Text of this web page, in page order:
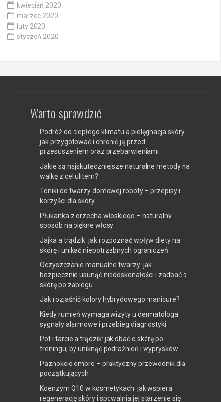
kwiecień 2020
marzec 2020
luty 2020
styczeń 2020
Warto sprawdzić
Podróż do ciepłego klimatu a pielęgnacja skóry:
jak przygotować i chronić ją przed
przesuszeniem oraz przebarwieniami
Jakie są najskuteczniejsze naturalne metody na
walkę z cellulitem?
Toniki do twarzy domowej roboty – przepisy i
korzyści dla skóry
Płukanka z orzecha włoskiego – naturalny
sposób na piękne włosy
Jajka a trądzik: jak rozpoznać wpływ diety na
skórę i unikać niepotrzebnych ograniczeń
Oczyszczanie manualne twarzy: jak
bezpiecznie usunąć niedoskonałości i zadbać o
skórę po zabiegu
Jak rozjaśnić kolory hybrydowego manicure?
Kiedy rumień wymaga wizyty u dermatologa:
sygnały alarmowe i przebieg diagnostyki
Pot i tarcie a trądzik: jak dbać o skórę po
treningu, by uniknąć podrażnień i wyprysków
Paznokcie ombre – praktyczny przewodnik dla
początkujących
Koenzym Q10 w kosmetykach: jak wspiera
regenerację skóry i spowalnia jej starzenie się